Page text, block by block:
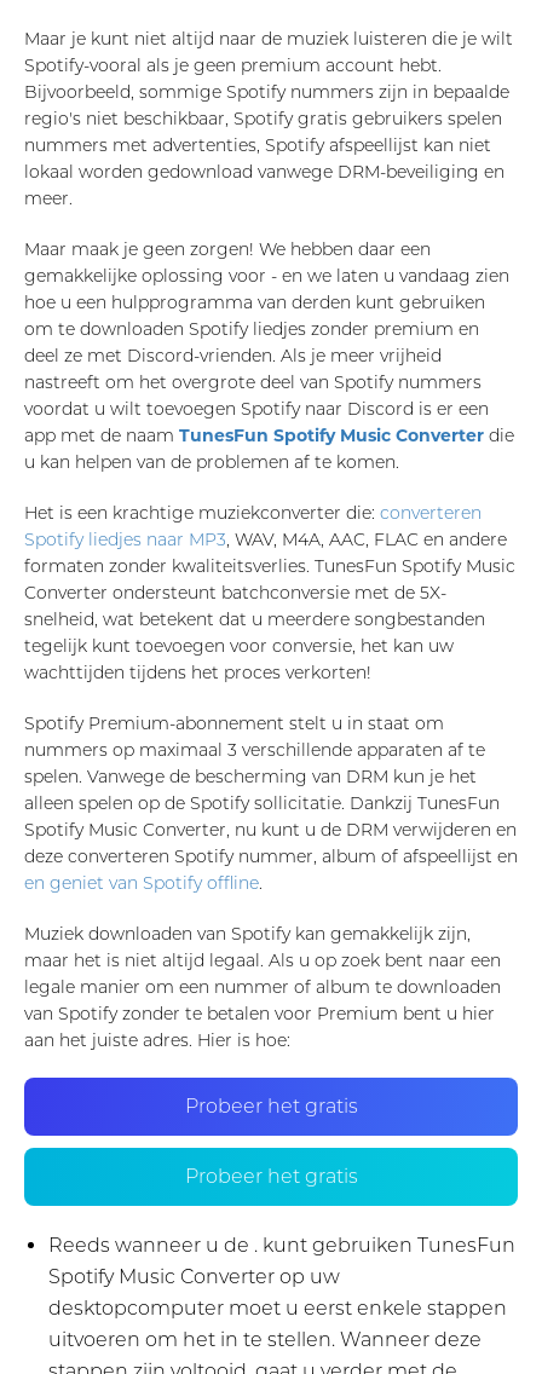
Maar je kunt niet altijd naar de muziek luisteren die je wilt
Spotify-vooral als je geen premium account hebt.
Bijvoorbeeld, sommige Spotify nummers zijn in bepaalde
regio's niet beschikbaar, Spotify gratis gebruikers spelen
nummers met advertenties, Spotify afspeellijst kan niet
lokaal worden gedownload vanwege DRM-beveiliging en
meer.
Maar maak je geen zorgen! We hebben daar een
gemakkelijke oplossing voor - en we laten u vandaag zien
hoe u een hulpprogramma van derden kunt gebruiken
om te downloaden Spotify liedjes zonder premium en
deel ze met Discord-vrienden. Als je meer vrijheid
nastreeft om het overgrote deel van Spotify nummers
voordat u wilt toevoegen Spotify naar Discord is er een
app met de naam TunesFun Spotify Music Converter die
u kan helpen van de problemen af ​​te komen.
Het is een krachtige muziekconverter die: converteren
Spotify liedjes naar MP3, WAV, M4A, AAC, FLAC en andere
formaten zonder kwaliteitsverlies. TunesFun Spotify Music
Converter ondersteunt batchconversie met de 5X-
snelheid, wat betekent dat u meerdere songbestanden
tegelijk kunt toevoegen voor conversie, het kan uw
wachttijden tijdens het proces verkorten!
Spotify Premium-abonnement stelt u in staat om
nummers op maximaal 3 verschillende apparaten af ​​te
spelen. Vanwege de bescherming van DRM kun je het
alleen spelen op de Spotify sollicitatie. Dankzij TunesFun
Spotify Music Converter, nu kunt u de DRM verwijderen en
deze converteren Spotify nummer, album of afspeellijst en
en geniet van Spotify offline.
Muziek downloaden van Spotify kan gemakkelijk zijn,
maar het is niet altijd legaal. Als u op zoek bent naar een
legale manier om een ​​nummer of album te downloaden
van Spotify zonder te betalen voor Premium bent u hier
aan het juiste adres. Hier is hoe:
Probeer het gratis
Probeer het gratis
Reeds wanneer u de . kunt gebruiken TunesFun
Spotify Music Converter op uw
desktopcomputer moet u eerst enkele stappen
uitvoeren om het in te stellen. Wanneer deze